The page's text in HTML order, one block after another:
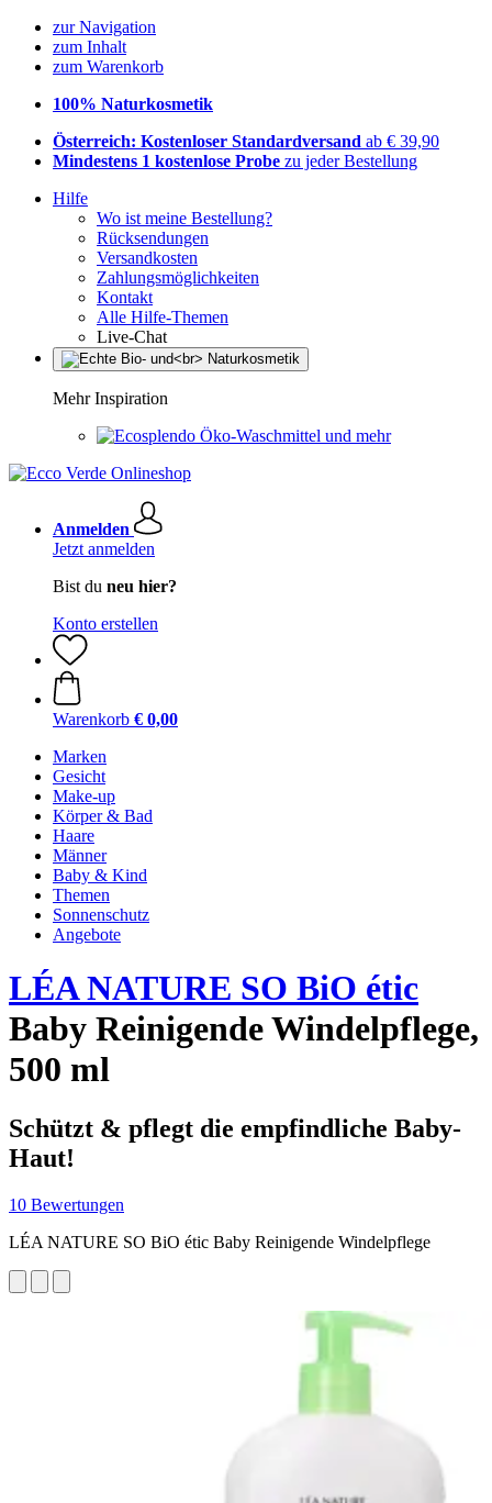
zur Navigation
zum Inhalt
zum Warenkorb
100% Naturkosmetik
Österreich: Kostenloser Standardversand ab € 39,90
Mindestens 1 kostenlose Probe zu jeder Bestellung
Hilfe
Wo ist meine Bestellung?
Rücksendungen
Versandkosten
Zahlungsmöglichkeiten
Kontakt
Alle Hilfe-Themen
Live-Chat
Mehr Inspiration
Öko-Waschmittel und mehr
Anmelden
Jetzt anmelden
Bist du neu hier?
Konto erstellen
Warenkorb € 0,00
Marken
Gesicht
Make-up
Körper & Bad
Haare
Männer
Baby & Kind
Themen
Sonnenschutz
Angebote
LÉA NATURE SO BiO étic
Baby Reinigende Windelpflege,
500 ml
Schützt & pflegt die empfindliche Baby-
Haut!
10 Bewertungen
LÉA NATURE SO BiO étic Baby Reinigende Windelpflege